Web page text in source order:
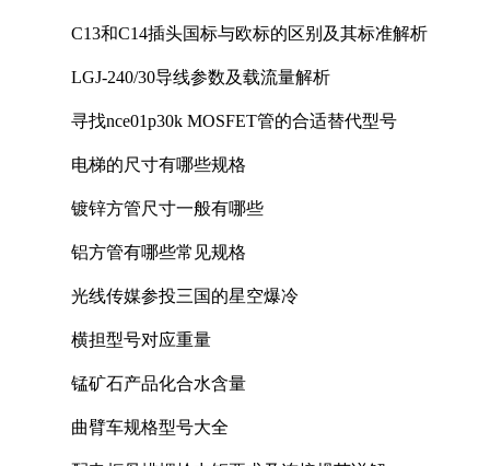
C13和C14插头国标与欧标的区别及其标准解析
LGJ-240/30导线参数及载流量解析
寻找nce01p30k MOSFET管的合适替代型号
电梯的尺寸有哪些规格
镀锌方管尺寸一般有哪些
铝方管有哪些常见规格
光线传媒参投三国的星空爆冷
横担型号对应重量
锰矿石产品化合水含量
曲臂车规格型号大全